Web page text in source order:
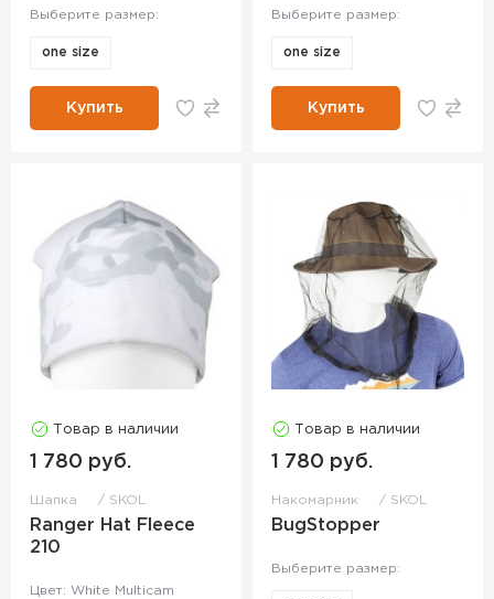
Выберите размер:
one size
Купить
Выберите размер:
one size
Купить
Товар в наличии
1 780 руб.
Шапка SKOL
Ranger Hat Fleece
210
Цвет: White Multicam
Товар в наличии
1 780 руб.
Накомарник SKOL
BugStopper
Выберите размер: